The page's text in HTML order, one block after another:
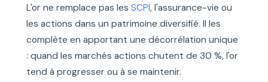
L'or ne remplace pas les SCPI, l'assurance-vie ou
les actions dans un patrimoine diversifié. Il les
complète en apportant une décorrélation unique
: quand les marchés actions chutent de 30 %, l'or
tend à progresser ou à se maintenir.